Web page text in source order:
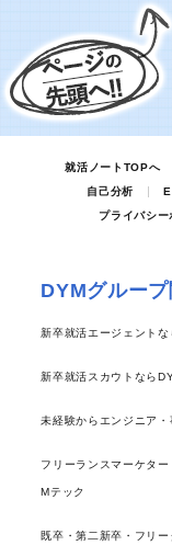
就活ノートTOPへ
自己分析
プライバシー
DYMグルー
新卒就活エージェント
新卒就活スカウトなら
未経験からエンジニア
フリーランスマーケタ
Mテック
既卒・第二新卒・フリ